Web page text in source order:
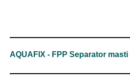
AQUAFIX - FPP Separator masti